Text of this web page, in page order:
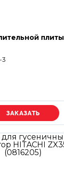
плиты
3
цену